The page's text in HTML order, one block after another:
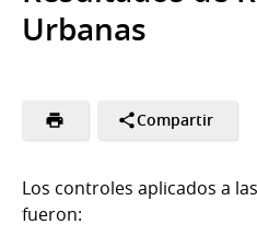
Urbanas
Compartir
Los controles aplicados a
fueron: